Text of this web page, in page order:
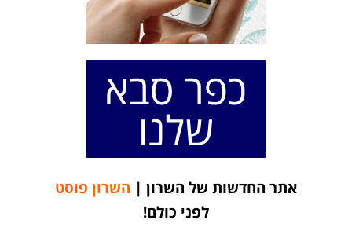
כפר סבא
שלנו
אתר החדשות של השרון | השרון פוסט
לפני כולם!